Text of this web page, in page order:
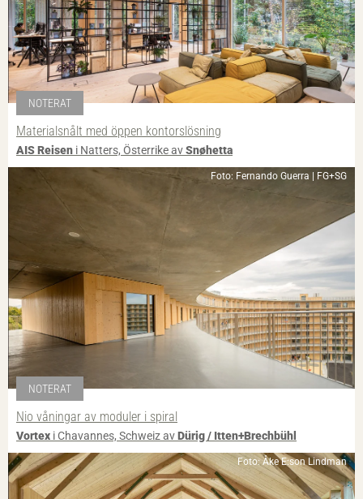
NOTERAT
Materialsnålt med öppen kontorslösning
AIS Reisen i Natters, Österrike avSnøhetta
Foto: Fernando Guerra | FG+SG
NOTERAT
Nio våningar av moduler i spiral
Vortex i Chavannes, Schweiz avDürig / Itten+Brechbühl
Foto: Åke E:son Lindman